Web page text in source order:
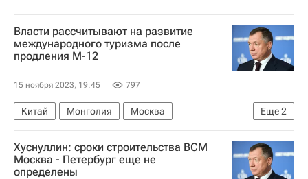
Власти рассчитывают на развитие
международного туризма после
продления М-12
15 ноября 2023, 19:45 797
Еще2
Китай Монголия
Москва
Марат Хуснуллин
Трасса М-12
Хуснуллин: сроки строительства ВСМ
Москва - Петербург еще не
определены